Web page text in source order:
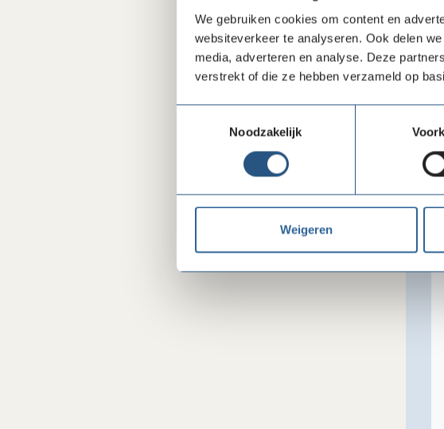
We gebruiken cookies om content en
websiteverkeer te analyseren. Ook delen
media, adverteren en analyse. Deze
verstrekt of die ze hebben verzameld op
Noodzakelijk
Weigeren